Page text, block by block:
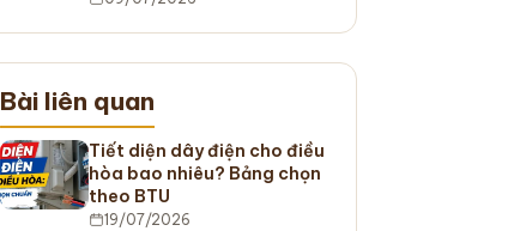
Bài liên quan
Tiết diện dây điện cho điều
hòa bao nhiêu? Bảng chọn
theo BTU
19/07/2026